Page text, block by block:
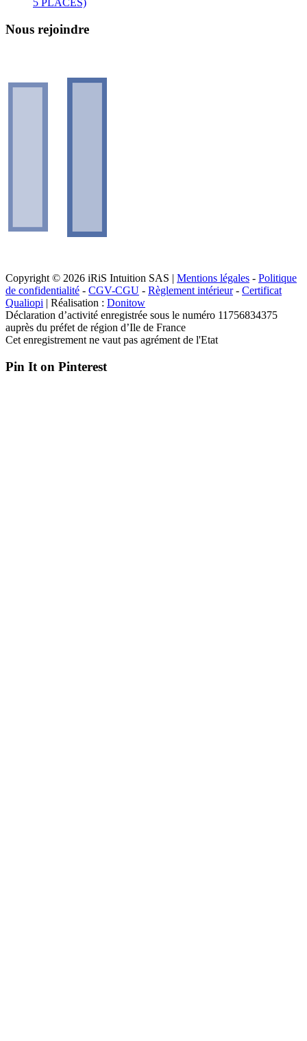
Nous rejoindre
Copyright © 2026 iRiS Intuition SAS | Mentions légales - Politique
de confidentialité - CGV-CGU - Règlement intérieur- Certificat
Qualiopi | Réalisation : Donitow
Déclaration d’activité enregistrée sous le numéro 11756834375
auprès du préfet de région d’Ile de France
Cet enregistrement ne vaut pas agrément de l'Etat
Pin It on Pinterest